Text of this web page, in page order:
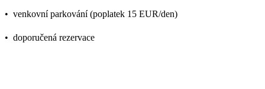
• venkovní parkování (poplatek 15 EUR/den)
• doporučená rezervace